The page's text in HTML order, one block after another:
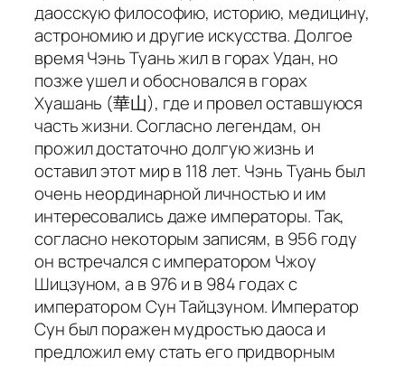
даосскую философию, историю, медицину,
астрономию и другие искусства. Долгое
время Чэнь Туань жил в горах Удан, но
позже ушел и обосновался в горах
Хуашань (華山), где и провел оставшуюся
часть жизни. Согласно легендам, он
прожил достаточно долгую жизнь и
оставил этот мир в 118 лет. Чэнь Туань был
очень неординарной личностью и им
интересовались даже императоры. Так,
согласно некоторым записям, в 956 году
он встречался с императором Чжоу
Шицзуном, а в 976 и в 984 годах с
императором Сун Тайцзуном. Император
Сун был поражен мудростью даоса и
предложил ему стать его придворным